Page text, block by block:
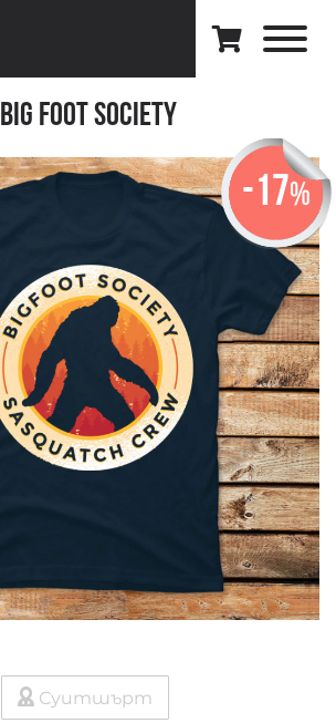
Big foot Society
-17%
Суитшърт